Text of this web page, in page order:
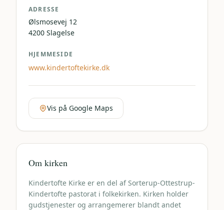
ADRESSE
Ølsmosevej 12
4200 Slagelse
HJEMMESIDE
www.kindertoftekirke.dk
Vis på Google Maps
Om kirken
Kindertofte Kirke er en del af Sorterup-Ottestrup-
Kindertofte pastorat i folkekirken. Kirken holder
gudstjenester og arrangemerer blandt andet